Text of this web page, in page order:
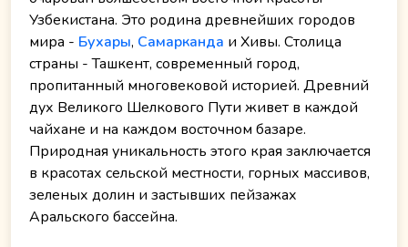
Узбекистана. Это родина древнейших городов
мира - Бухары, Самарканда и Хивы. Столица
страны - Ташкент, современный город,
пропитанный многовековой историей. Древний
дух Великого Шелкового Пути живет в каждой
чайхане и на каждом восточном базаре.
Природная уникальность этого края заключается
в красотах сельской местности, горных массивов,
зеленых долин и застывших пейзажах
Аральского бассейна.